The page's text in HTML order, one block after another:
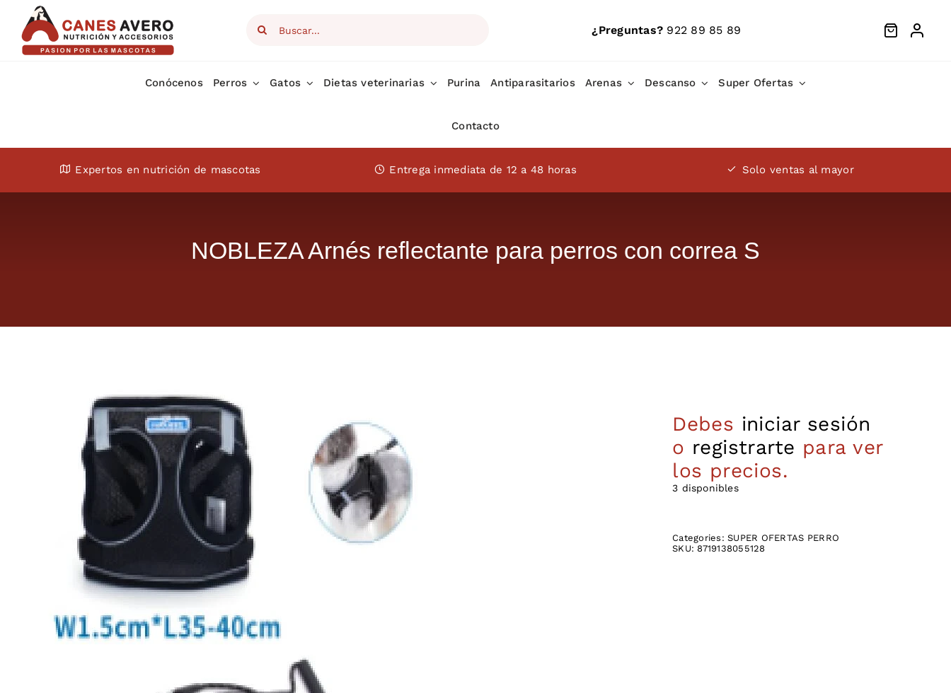
content
Search
¿Preguntas? 922 89 85 89
Conócenos Perros Gatos Dietas veterinarias Purina Antiparasitarios Arenas Descanso Super Ofertas
Contacto
Expertos en nutrición de mascotas Entrega inmediata de 12 a 48 horas Solo ventas al mayor
NOBLEZA Arnés reflectante para perros con correa S
Debes iniciar sesión
o registrarte para ver
los precios.
3 disponibles
Categories:SUPER OFERTAS PERRO
SKU: 8719138055128